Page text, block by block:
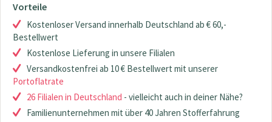
Vorteile
Kostenloser Versand innerhalb Deutschland ab € 60,-
Bestellwert
Kostenlose Lieferung in unsere Filialen
Versandkostenfrei ab 10 € Bestellwert mit unserer
Portoflatrate
26 Filialen in Deutschland - vielleicht auch in deiner Nähe?
Familienunternehmen mit über 40 Jahren Stofferfahrung